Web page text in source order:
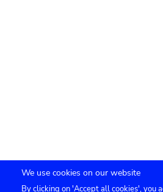
We use cookies on our website
By clicking on 'Accept all cookies', you